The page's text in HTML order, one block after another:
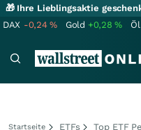
🎁 Ihre Lieblingsaktie
DAX -0,24% Gold +0,28%
Startseite ETFs
Top ETF